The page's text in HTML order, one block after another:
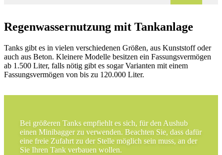
Regenwassernutzung mit Tankanlage
Tanks gibt es in vielen verschiedenen Größen, aus Kunststoff oder
auch aus Beton. Kleinere Modelle besitzen ein Fassungsvermögen
ab 1.500 Liter, falls nötig gibt es sogar Varianten mit einem
Fassungsvermögen von bis zu 120.000 Liter.
Bei größeren Tanks empfiehlt es sich, für den Aushub
einen Minibagger zu verwenden. Beachten Sie, dass dafür
eine freie Zufahrt zu der Stelle möglich sein muss, an der
Sie Ihren Tank verbauen wollen.